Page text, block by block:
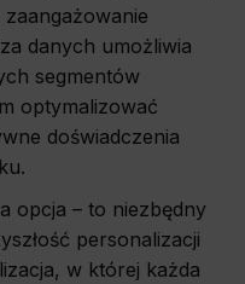
danych umożliwia
segmentów
optymalizować
doświadczenia
opcja – to niezbędny
personalizacji
w której każda